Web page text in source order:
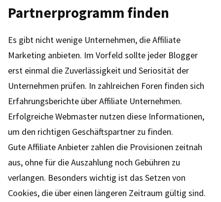
Partnerprogramm finden
Es gibt nicht wenige Unternehmen, die Affiliate
Marketing anbieten. Im Vorfeld sollte jeder Blogger
erst einmal die Zuverlässigkeit und Seriosität der
Unternehmen prüfen. In zahlreichen Foren finden sich
Erfahrungsberichte über Affiliate Unternehmen.
Erfolgreiche Webmaster nutzen diese Informationen,
um den richtigen Geschäftspartner zu finden.
Gute Affiliate Anbieter zahlen die Provisionen zeitnah
aus, ohne für die Auszahlung noch Gebühren zu
verlangen. Besonders wichtig ist das Setzen von
Cookies, die über einen längeren Zeitraum gültig sind.